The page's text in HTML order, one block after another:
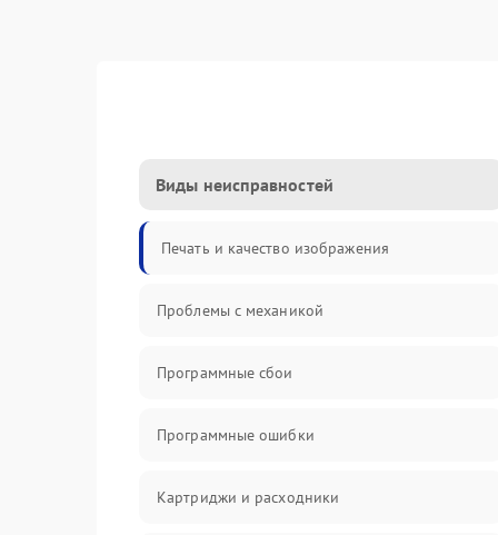
Виды неисправностей
Печать и качество изображения
Проблемы с механикой
Программные сбои
Программные ошибки
Картриджи и расходники